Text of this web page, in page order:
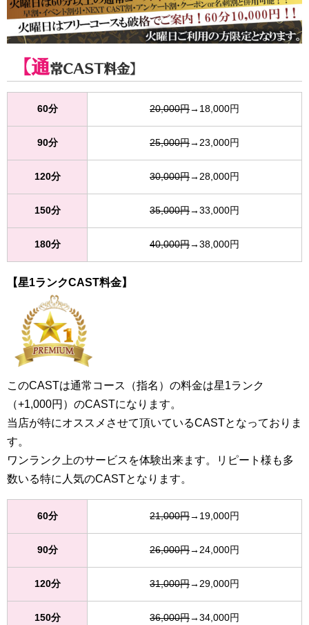
【通常CAST料金】
60分 20,000円→18,000円
90分 25,000円→23,000円
120分 30,000円→28,000円
150分 35,000円→33,000円
180分 40,000円→38,000円
【星1ランクCAST料金】
このCASTは通常コース（指名）の料金は星1ランク
（+1,000円）のCASTになります。
当店が特にオススメさせて頂いているCASTとなっておりま
す。
ワンランク上のサービスを体験出来ます。リピート様も多
数いる特に人気のCASTとなります。
60分 21,000円→19,000円
90分 26,000円→24,000円
120分 31,000円→29,000円
150分 36,000円→34,000円